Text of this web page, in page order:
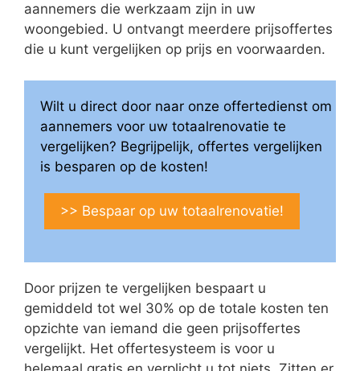
aannemers die werkzaam zijn in uw
woongebied. U ontvangt meerdere prijsoffertes
die u kunt vergelijken op prijs en voorwaarden.
Wilt u direct door naar onze offertedienst om
aannemers voor uw totaalrenovatie te
vergelijken? Begrijpelijk, offertes vergelijken
is besparen op de kosten!
>> Bespaar op uw totaalrenovatie!
Door prijzen te vergelijken bespaart u
gemiddeld tot wel 30% op de totale kosten ten
opzichte van iemand die geen prijsoffertes
vergelijkt. Het offertesysteem is voor u